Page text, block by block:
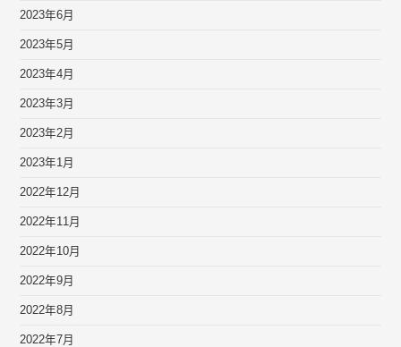
2023年6月
2023年5月
2023年4月
2023年3月
2023年2月
2023年1月
2022年12月
2022年11月
2022年10月
2022年9月
2022年8月
2022年7月